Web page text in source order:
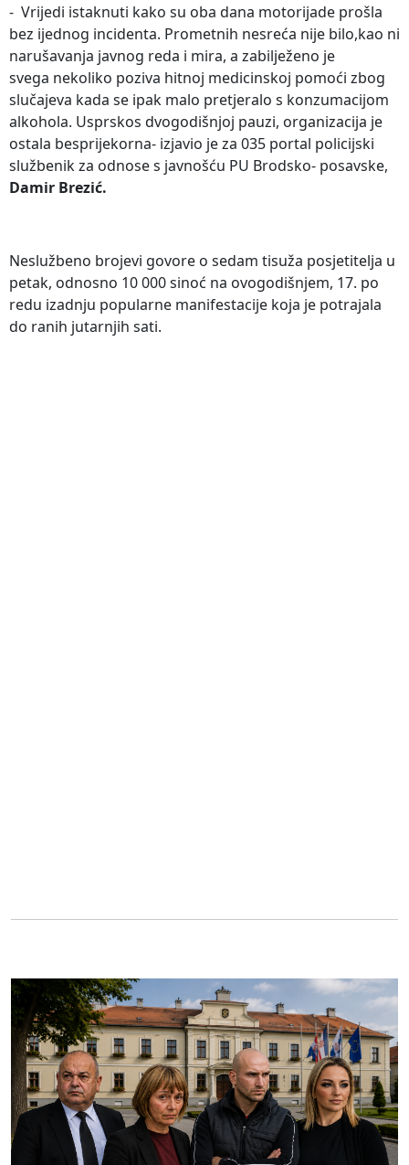
- Vrijedi istaknuti kako su oba dana motorijade prošla
bez ijednog incidenta. Prometnih nesreća nije bilo,kao ni
narušavanja javnog reda i mira, a zabilježeno je
svega nekoliko poziva hitnoj medicinskoj pomoći zbog
slučajeva kada se ipak malo pretjeralo s konzumacijom
alkohola. Usprskos dvogodišnjoj pauzi, organizacija je
ostala besprijekorna- izjavio je za 035 portal policijski
službenik za odnose s javnošću PU Brodsko- posavske,
Damir Brezić.
Neslužbeno brojevi govore o sedam tisuža posjetitelja u
petak, odnosno 10 000 sinoć na ovogodišnjem, 17. po
redu izadnju popularne manifestacije koja je potrajala
do ranih jutarnjih sati.